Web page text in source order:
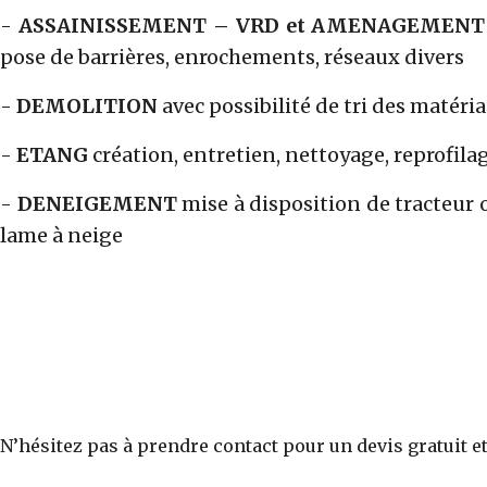
- ASSAINISSEMENT – VRD et AMENAGEMENT
pose de barrières, enrochements, réseaux divers
- DEMOLITION avec possibilité de tri des
- ETANG création, entretien, nettoyage,
- DENEIGEMENTmise à disposition de tracteur
lame à neige
N’hésitez pas à prendre contact pour un devis gratuit